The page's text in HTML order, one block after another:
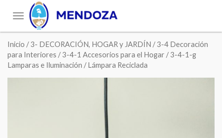
Toggle
navigation
Inicio /3- DECORACIÓN, HOGAR y JARDÍN /3-4 Decoración
para Interiores /3-4-1 Accesorios para el Hogar /3-4-1-g
Lamparas e Iluminación / Lámpara Reciclada